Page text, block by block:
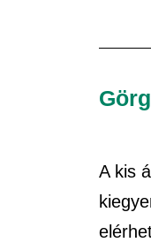
A kis